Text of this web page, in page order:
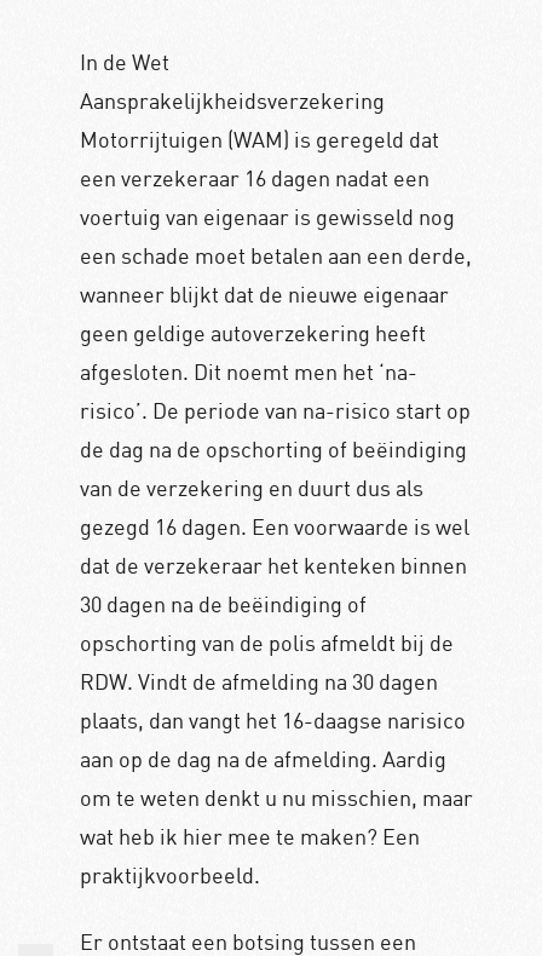
In de Wet
Aansprakelijkheidsverzekering
Motorrijtuigen (WAM) is geregeld dat
een verzekeraar 16 dagen nadat een
voertuig van eigenaar is gewisseld nog
een schade moet betalen aan een derde,
wanneer blijkt dat de nieuwe eigenaar
geen geldige autoverzekering heeft
afgesloten. Dit noemt men het ‘na-
risico’. De periode van na-risico start op
de dag na de opschorting of beëindiging
van de verzekering en duurt dus als
gezegd 16 dagen. Een voorwaarde is wel
dat de verzekeraar het kenteken binnen
30 dagen na de beëindiging of
opschorting van de polis afmeldt bij de
RDW. Vindt de afmelding na 30 dagen
plaats, dan vangt het 16-daagse narisico
aan op de dag na de afmelding. Aardig
om te weten denkt u nu misschien, maar
wat heb ik hier mee te maken? Een
praktijkvoorbeeld.
Er ontstaat een botsing tussen een